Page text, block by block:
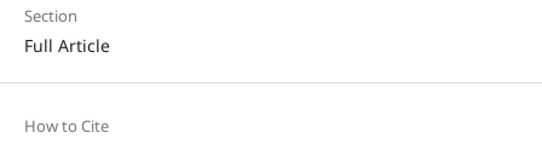
Section
Full Article
How to Cite